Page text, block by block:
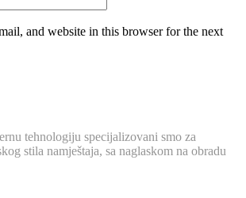
and website in this browser for the next
tehnologiju specijalizovani smo za
stila namještaja, sa naglaskom na obradu